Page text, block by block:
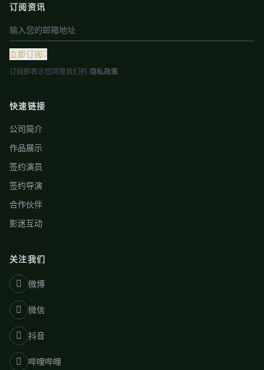
订阅资讯
立即订阅
订阅即表示您同意我们的 隐私政策
快速链接
公司简介
作品展示
签约演员
签约导演
合作伙伴
影迷互动
关注我们
微博
微信
抖音
哔哩哔哩